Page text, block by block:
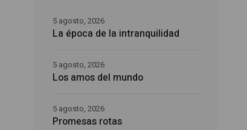
La época de la intranquilidad
5 agosto, 2026
Los amos del mundo
5 agosto, 2026
Promesas rotas
5 agosto, 2026